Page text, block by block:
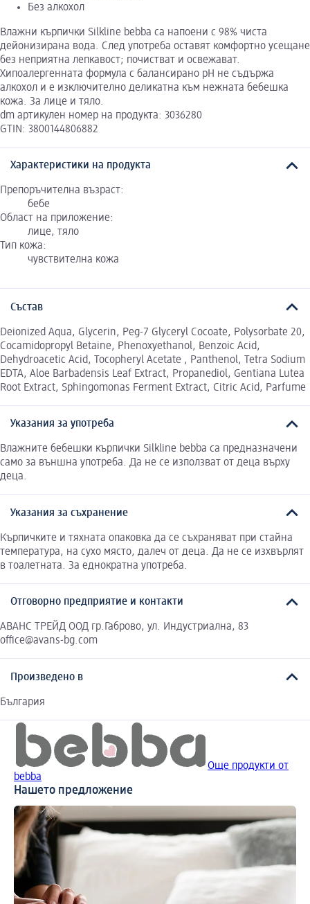
Без алкохол
Влажни кърпички Silkline bebba са напоени с 98% чиста
дейонизирана вода. След употреба оставят комфортно усещане
без неприятна лепкавост; почистват и освежават.
Хипоалергенната формула с балансирано pH не съдържа
алкохол и е изключително деликатна към нежната бебешка
кожа. За лице и тяло.
dm артикулен номер на продукта: 3036280
GTIN: 3800144806882
Характеристики на продукта
Препоръчителна възраст:
бебе
Област на приложение:
лице, тяло
Тип кожа:
чувствителна кожа
Състав
Deionized Aqua, Glycerin, Peg-7 Glyceryl Cocoate, Polysorbate 20,
Cocamidopropyl Betaine, Phenoxyethanol, Benzoic Acid,
Dehydroacetic Acid, Tocopheryl Acetate , Panthenol, Tetra Sodium
EDTA, Aloe Barbadensis Leaf Extract, Propanediol, Gentiana Lutea
Root Extract, Sphingomonas Ferment Extract, Citric Acid, Parfume
Указания за употреба
Влажните бебешки кърпички Silkline bebba са предназначени
само за външна употреба. Да не се използват от деца върху
деца.
Указания за съхранение
Кърпичките и тяхната опаковка да се съхраняват при стайна
температура, на сухо място, далеч от деца. Да не се изхвърлят
в тоалетната. За еднократна употреба.
Отговорно предприятие и контакти
АВАНС ТРЕЙД ООД гр.Габрово, ул. Индустриална, 83
office@avans-bg.com
Произведено в
България
Още продукти от
bebba
Нашето предложение